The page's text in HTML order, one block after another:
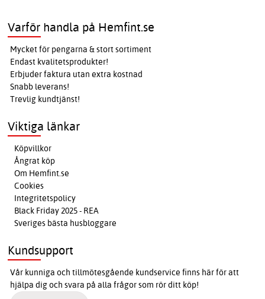
Varför handla på Hemfint.se
Mycket för pengarna & stort sortiment
Endast kvalitetsprodukter!
Erbjuder faktura utan extra kostnad
Snabb leverans!
Trevlig kundtjänst!
Viktiga länkar
Köpvillkor
Ångrat köp
Om Hemfint.se
Cookies
Integritetspolicy
Black Friday 2025 - REA
Sveriges bästa husbloggare
Kundsupport
Vår kunniga och tillmötesgående kundservice finns här för att
hjälpa dig och svara på alla frågor som rör ditt köp!